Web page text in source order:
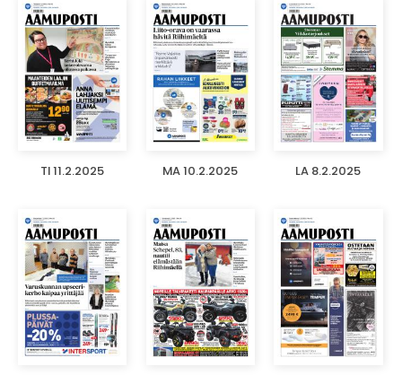
TI 11.2.2025 MA 10.2.2025 LA 8.2.2025